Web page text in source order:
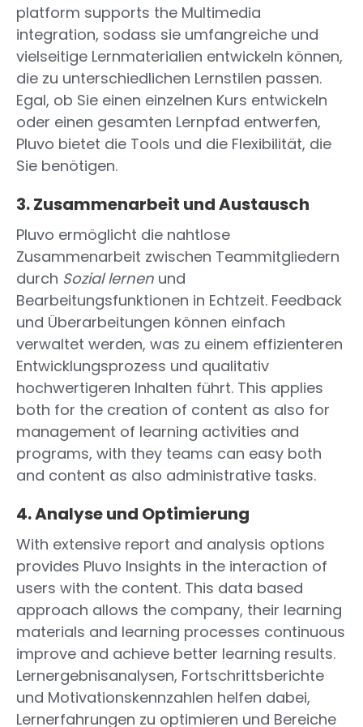
platform supports the Multimedia
integration, sodass sie umfangreiche und
vielseitige Lernmaterialien entwickeln können,
die zu unterschiedlichen Lernstilen passen.
Egal, ob Sie einen einzelnen Kurs entwickeln
oder einen gesamten Lernpfad entwerfen,
Pluvo bietet die Tools und die Flexibilität, die
Sie benötigen.
3. Zusammenarbeit und Austausch
Pluvo ermöglicht die nahtlose
Zusammenarbeit zwischen Teammitgliedern
durch Sozial lernen und
Bearbeitungsfunktionen in Echtzeit. Feedback
und Überarbeitungen können einfach
verwaltet werden, was zu einem effizienteren
Entwicklungsprozess und qualitativ
hochwertigeren Inhalten führt. This applies
both for the creation of content as also for
management of learning activities and
programs, with they teams can easy both
and content as also administrative tasks.
4. Analyse und Optimierung
With extensive report and analysis options
provides Pluvo Insights in the interaction of
users with the content. This data based
approach allows the company, their learning
materials and learning processes continuous
improve and achieve better learning results.
Lernergebnisanalysen, Fortschrittsberichte
und Motivationskennzahlen helfen dabei,
Lernerfahrungen zu optimieren und Bereiche